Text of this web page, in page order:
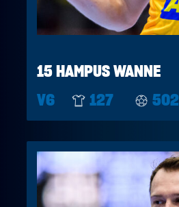
15 HAMPUS WANNE
V6
127 502